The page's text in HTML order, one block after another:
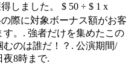
しました。 $ 50 ÷ $ 1 x
際に対象ボーナス額がお客
。. 強者だけを集めたこの
のは誰だ！？. 公演期間/
夜8時まで.